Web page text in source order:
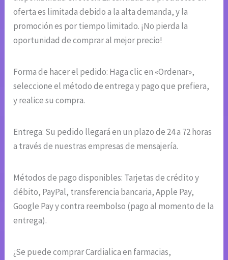
oferta es limitada debido a la alta demanda, y la
promoción es por tiempo limitado. ¡No pierda la
oportunidad de comprar al mejor precio!
Forma de hacer el pedido: Haga clic en «Ordenar»,
seleccione el método de entrega y pago que prefiera,
y realice su compra.
Entrega: Su pedido llegará en un plazo de 24 a 72 horas
a través de nuestras empresas de mensajería.
Métodos de pago disponibles: Tarjetas de crédito y
débito, PayPal, transferencia bancaria, Apple Pay,
Google Pay y contra reembolso (pago al momento de la
entrega).
¿Se puede comprar Cardialica en farmacias,